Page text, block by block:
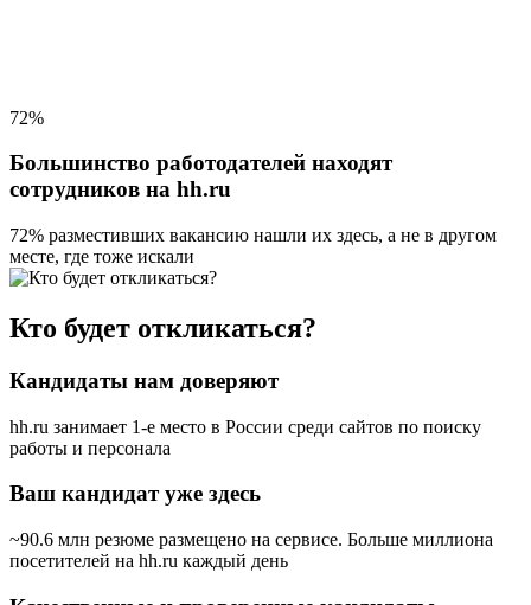
72%
Большинство работодателей находят
сотрудников на hh.ru
72% разместивших вакансию нашли их здесь, а не в другом
месте, где тоже искали
Кто будет откликаться?
Кандидаты нам доверяют
hh.ru занимает 1-е место в России среди сайтов по поиску
работы и персонала
Ваш кандидат уже здесь
~90.6 млн резюме размещено на сервисе. Больше миллиона
посетителей на hh.ru каждый день